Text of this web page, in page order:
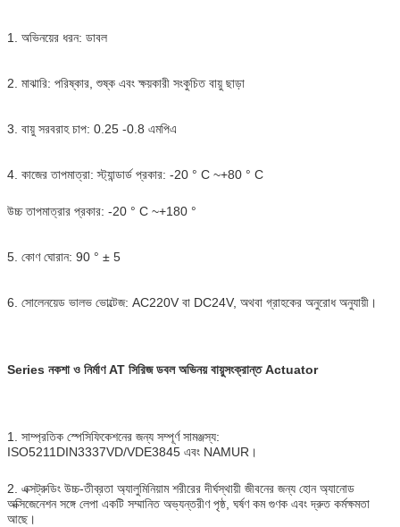
1. অভিনয়ের ধরন: ডাবল
2. মাঝারি: পরিষ্কার, শুষ্ক এবং ক্ষয়কারী সংকুচিত বায়ু ছাড়া
3. বায়ু সরবরাহ চাপ: 0.25 -0.8 এমপিএ
4. কাজের তাপমাত্রা: স্ট্যান্ডার্ড প্রকার: -20 ° C ~+80 ° C
উচ্চ তাপমাত্রার প্রকার: -20 ° C ~+180 °
5. কোণ ঘোরান: 90 ° ± 5
6. সোলেনয়েড ভালভ ভোল্টেজ: AC220V বা DC24V, অথবা গ্রাহকের অনুরোধ অনুযায়ী।
Series নকশা ও নির্মাণ AT সিরিজ ডবল অভিনয় বায়ুসংক্রান্ত Actuator
1. সাম্প্রতিক স্পেসিফিকেশনের জন্য সম্পূর্ণ সামঞ্জস্য:
ISO5211DIN3337VD/VDE3845 এবং NAMUR।
2. এক্সট্রুডিং উচ্চ-তীব্রতা অ্যালুমিনিয়াম শরীরের দীর্ঘস্থায়ী জীবনের জন্য হোন অ্যানোড
অক্সিজেনেশন সঙ্গে লেপা একটি সম্মানিত অভ্যন্তরীণ পৃষ্ঠ, ঘর্ষণ কম গুণক এবং দ্রুত কর্মক্ষমতা
আছে।